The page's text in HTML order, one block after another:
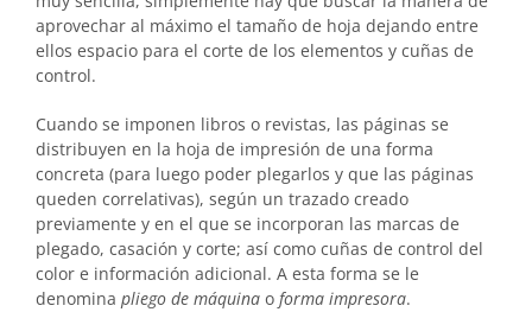
aprovechar al máximo el tamaño de hoja dejando entre
ellos espacio para el corte de los elementos y cuñas de
control.
Cuando se imponen libros o revistas, las páginas se
distribuyen en la hoja de impresión de una forma
concreta (para luego poder plegarlos y que las páginas
queden correlativas), según un trazado creado
previamente y en el que se incorporan las marcas de
plegado, casación y corte; así como cuñas de control del
color e información adicional. A esta forma se le
denomina pliego de máquina o forma impresora.